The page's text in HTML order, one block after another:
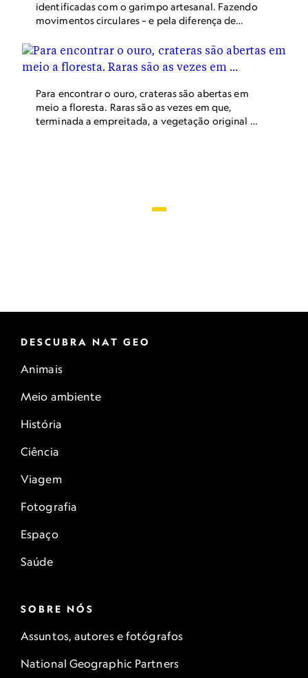
identificadas com o garimpo artesanal. Fazendo
movimentos circulares – e pela diferença de
garimpeiro consegue separar pedras preciosas
como diamante e ouro.
Para encontrar o ouro, crateras são abertas em
meio a floresta. Raras são as vezes em que,
terminada a empreitada, a vegetação original é
DESCUBRA NAT GEO
Animais
Meio ambiente
História
Ciência
Viagem
Fotografia
Espaço
Saúde
SOBRE NÓS
Assuntos, autores e fotógrafos
National Geographic Partners